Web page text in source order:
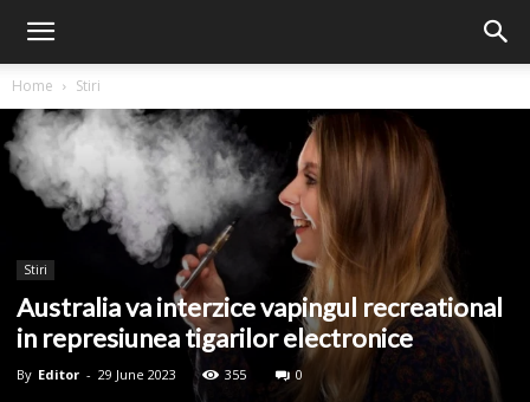
Home Stiri
Stiri
Australia va interzice vapingul recreational
in represiunea tigarilor electronice
By Editor - 29 June 2023 355 0